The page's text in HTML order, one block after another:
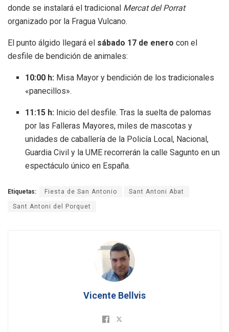
donde se instalará el tradicional Mercat del Porrat
organizado por la Fragua Vulcano.
El punto álgido llegará el sábado 17 de enero con el
desfile de bendición de animales:
10:00 h: Misa Mayor y bendición de los tradicionales
«panecillos».
11:15 h: Inicio del desfile. Tras la suelta de palomas
por las Falleras Mayores, miles de mascotas y
unidades de caballería de la Policía Local, Nacional,
Guardia Civil y la UME recorrerán la calle Sagunto en un
espectáculo único en España.
Etiquetas: Fiesta de San Antonio Sant Antoni Abat
Sant Antoni del Porquet
Vicente Bellvis